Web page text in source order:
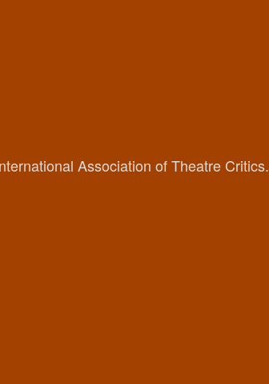
Association of Theatre Critics.